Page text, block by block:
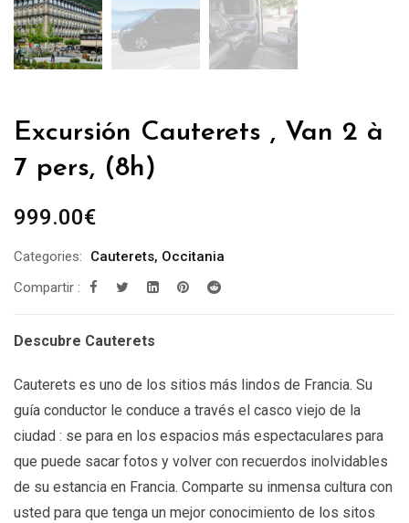
Excursión Cauterets , Van 2 à
7 pers, (8h)
999.00€
Categories: Cauterets, Occitania
Compartir :
Descubre Cauterets
Cauterets es uno de los sitios más lindos de Francia. Su
guía conductor le conduce a través el casco viejo de la
ciudad : se para en los espacios más espectaculares para
que puede sacar fotos y volver con recuerdos inolvidables
de su estancia en Francia. Comparte su inmensa cultura con
usted para que tenga un mejor conocimiento de los sitos